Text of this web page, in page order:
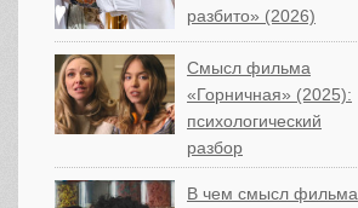
разбито» (2026)
Смысл фильма
«Горничная» (2025):
психологический
разбор
В чем смысл фильма